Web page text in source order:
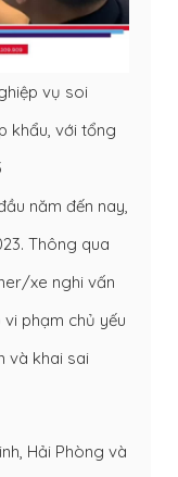
vụ soi
khẩu, với tổng
năm đến nay,
Thông qua
xe nghi vấn
phạm chủ yếu
và khai sai
Hải Phòng và